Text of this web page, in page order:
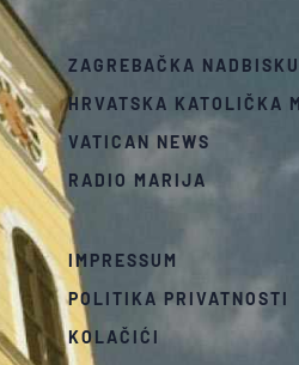
ZAGREBAČKA
HRVATSKA KATOLIČKA
VATICAN NEWS
RADIO MARIJA
IMPRESSUM
POLITIKA PRIVATNOSTI
KOLAČIĆI